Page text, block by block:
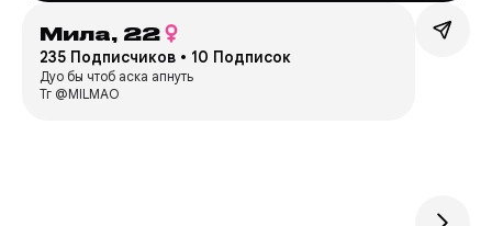
Мила, 22
235 Подписчиков • 10 Подписок
Дуо бы чтоб аска апнуть
Тг @MILMAO